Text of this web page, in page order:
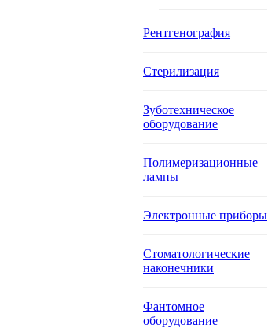
Рентгенография
Стерилизация
Зуботехническое
оборудование
Полимеризационные
лампы
Электронные приборы
Стоматологические
наконечники
Фантомное
оборудование